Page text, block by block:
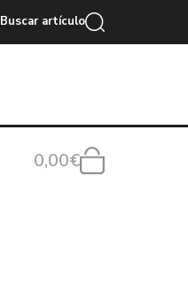
Buscar artículo
0,00€